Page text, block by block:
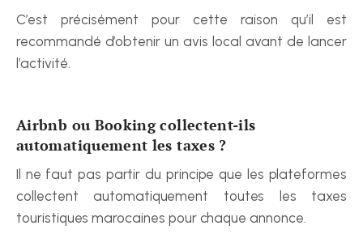
C’est précisément pour cette raison qu’il est
recommandé d’obtenir un avis local avant de lancer
l’activité.
Airbnb ou Booking collectent-ils
automatiquement les taxes ?
Il ne faut pas partir du principe que les plateformes
collectent automatiquement toutes les taxes
touristiques marocaines pour chaque annonce.